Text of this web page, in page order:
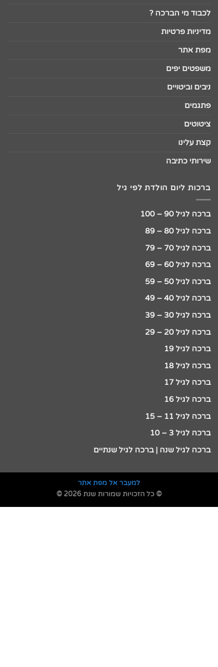
לכבוד מי הברכה ?
מדיניות פרטיות
מפת אתר
משפטים יפים
ניבים וביטויים
פתגמים
ציטוטים
קצת עלינו
שירותי כתיבה
ברכות ליום הולדת לפי גיל
ברכה לגיל 90 – 100
ברכה לגיל 80 – 89
ברכה לגיל 70 – 79
ברכה לגיל 60 – 69
ברכה לגיל 50 – 59
ברכה לגיל 40 – 49
ברכה לגיל 30 – 39
ברכה לגיל 20 – 29
ברכה לגיל 19
ברכה לגיל 18
ברכה לגיל 17
ברכה לגיל 16
ברכה לגיל 11 – 15
ברכה לגיל 3 – 10
ברכה לגיל שנה | ברכה לגיל שנתיים
למעבר אל מפת אתר
© כל הזכויות שמורות שנת 2026 ©